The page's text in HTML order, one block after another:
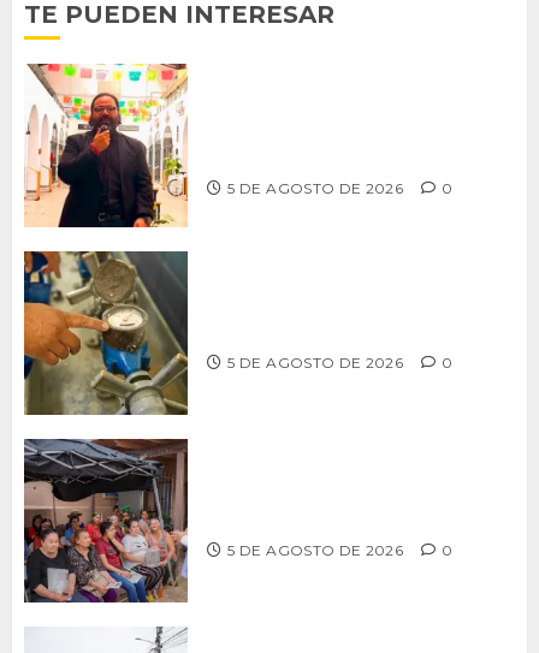
TE PUEDEN INTERESAR
5 DE AGOSTO DE 2026 0
5 DE AGOSTO DE 2026 0
5 DE AGOSTO DE 2026 0